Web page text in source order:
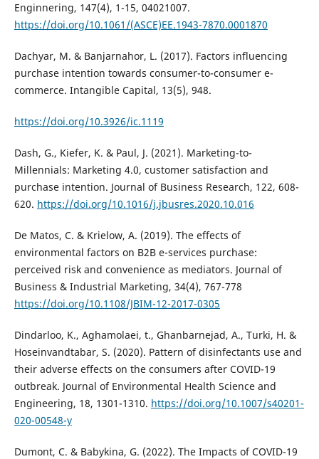
Enginnering, 147(4), 1-15, 04021007.
https://doi.org/10.1061/(ASCE)EE.1943-7870.0001870
Dachyar, M. & Banjarnahor, L. (2017). Factors influencing
purchase intention towards consumer-to-consumer e-
commerce. Intangible Capital, 13(5), 948.
https://doi.org/10.3926/ic.1119
Dash, G., Kiefer, K. & Paul, J. (2021). Marketing-to-
Millennials: Marketing 4.0, customer satisfaction and
purchase intention. Journal of Business Research, 122, 608-
620. https://doi.org/10.1016/j.jbusres.2020.10.016
De Matos, C. & Krielow, A. (2019). The effects of
environmental factors on B2B e-services purchase:
perceived risk and convenience as mediators. Journal of
Business & Industrial Marketing, 34(4), 767-778
https://doi.org/10.1108/JBIM-12-2017-0305
Dindarloo, K., Aghamolaei, t., Ghanbarnejad, A., Turki, H. &
Hoseinvandtabar, S. (2020). Pattern of disinfectants use and
their adverse effects on the consumers after COVID-19
outbreak. Journal of Environmental Health Science and
Engineering, 18, 1301-1310. https://doi.org/10.1007/s40201-
020-00548-y
Dumont, C. & Babykina, G. (2022). The Impacts of COVID-19